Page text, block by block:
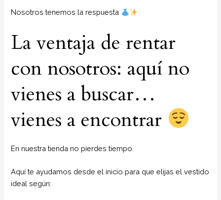
Nosotros tenemos la respuesta
La ventaja de rentar
con nosotros: aquí no
vienes a buscar…
vienes a encontrar
En nuestra tienda no pierdes tiempo.
Aquí te ayudamos desde el inicio para que elijas el vestido
ideal según: